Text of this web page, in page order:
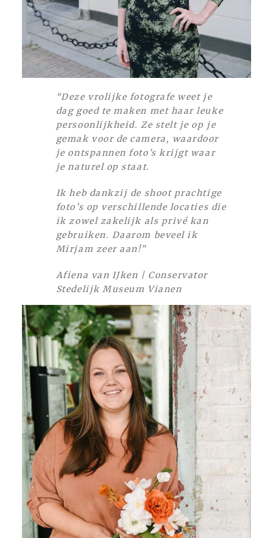
“Deze vrolijke fotografe weet je
dag goed te maken met haar leuke
persoonlijkheid. Ze stelt je op je
gemak voor de camera, waardoor
je ontspannen foto’s krijgt waar
je naturel op staat.
Ik heb dankzij de shoot prachtige
foto’s op verschillende locaties die
ik zowel zakelijk als privé kan
gebruiken. Daarom beveel ik
Mirjam zeer aan!”
Afiena van IJken | Conservator
Stedelijk Museum Vianen